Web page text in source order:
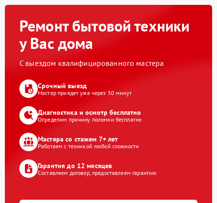
Ремонт бытовой техники
у Вас дома
С выездом квалифицированного мастера
Срочный выезд
Мастер приедет уже через 30 минут
Диагностика и осмотр бесплатно
Определим причину поломки бесплатно
Мастера со стажем 7+ лет
Работаем с техникой любой сложности
Гарантия до 12 месяцев
Составляем договор, предоставляем гарантию